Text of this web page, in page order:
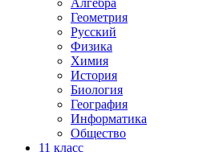
Алгебра
Геометрия
Русский
Физика
Химия
История
Биология
География
Информатика
Общество
11 класс